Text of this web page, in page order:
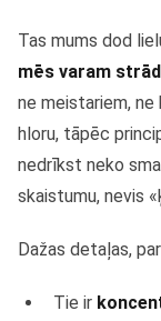
Tas mums dod
mēs varam
ne meistariem, ne
hloru, tāpēc
nedrīkst neko
skaistumu, nevis
Dažas detaļas,
Tie ir